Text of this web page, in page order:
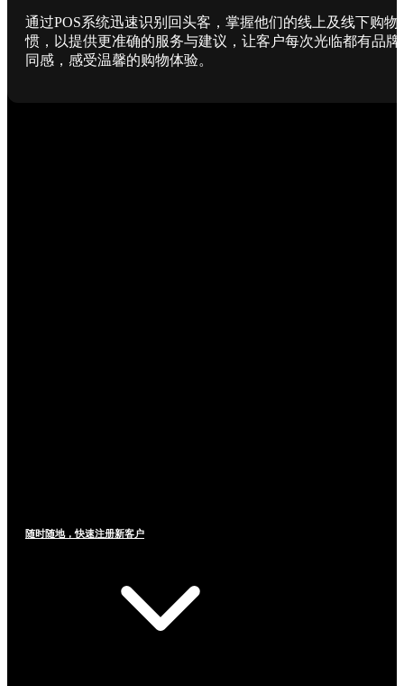
通过POS系统迅速识别回头客，掌握他们的线上及线下购物
惯，以提供更准确的服务与建议，让客户每次光临都有品牌
同感，感受温馨的购物体验。
随时随地，快速注册新客户